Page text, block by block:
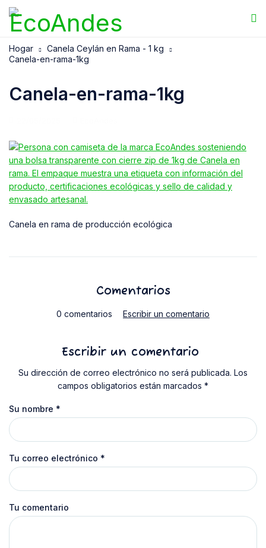
Hogar
Canela Ceylán en Rama - 1 kg
Canela-en-rama-1kg
Canela-en-rama-1kg
Canela en rama de producción ecológica
Comentarios
0 comentarios Escribir un comentario
Escribir un comentario
Su dirección de correo electrónico no será publicada. Los
campos obligatorios están marcados *
Su nombre *
Tu correo electrónico *
Tu comentario